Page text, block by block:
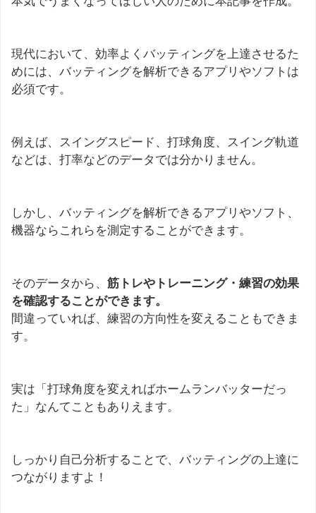
現代において、効率よくバッティングを上達させるた
めには、バッティングを解析できるアプリやソフトは
必須です。
例えば、スイングスピード、打球角度、スイング軌道
などは、打率などのデータでは分かりません。
しかし、バッティングを解析できるアプリやソフト、
機器ならこれらを測定することができます。
そのデータから、 筋トレやトレーニング・練習の効果
を確認することができます。
間違っていれば、練習の方向性を変えることもできま
す。
実は「打球角度を変えればホームランバッターだっ
た」なんてこともありえます。
しっかり自己分析することで、バッティングの上達に
つながりますよ！